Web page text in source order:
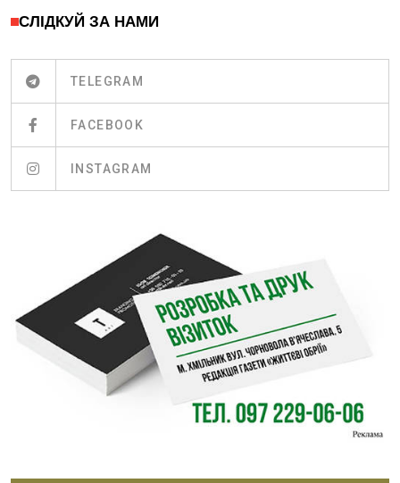
СЛІДКУЙ ЗА НАМИ
TELEGRAM
FACEBOOK
INSTAGRAM